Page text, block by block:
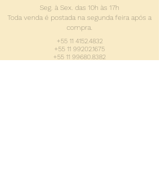
Seg. à Sex. das 10h às 17h
Toda venda é postada na segunda feira após a
compra.
+55 11 4152.4832
+55 11 99202.1675
+55 11 99680.8382